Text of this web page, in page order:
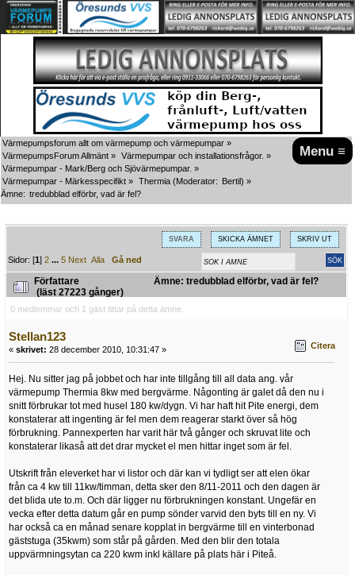
Menu ≡
Värmepumpsforum allt om värmepump och värmepumpar »
VärmepumpsForum Allmänt » Värmepumpar och installationsfrågor. »
Värmepumpar - Mark/Berg och Sjövärmepumpar. »
Värmepumpar - Märkesspecifikt » Thermia (Moderator: Bertil) »
Ämne: tredubblad elförbr, vad är fel?
SVARA SKICKA ÄMNET SKRIV UT
Sidor: [1]2 ...5 Next Alla Gå ned
Författare
Ämne: tredubblad elförbr, vad är fel?
(läst 27223 gånger)
0 medlemmar och 1 gäst tittar på detta ämne.
Stellan123
« skrivet: 28 december 2010, 10:31:47 » Citera
Hej. Nu sitter jag på jobbet och har inte tillgång till all data ang. vår
värmepump Thermia 8kw med bergvärme. Någonting är galet då den nu i
snitt förbrukar tot med husel 180 kw/dygn. Vi har haft hit Pite energi, dem
konstaterar att ingenting är fel men dem reagerar starkt över så hög
förbrukning. Pannexperten har varit här två gånger och skruvat lite och
konstaterar likaså att det drar mycket el men hittar inget som är fel.
Utskrift från eleverket har vi listor och där kan vi tydligt ser att elen ökar
från ca 4 kw till 11kw/timman, detta sker den 8/11-2011 och den dagen är
det blida ute to.m. Och där ligger nu förbrukningen konstant. Ungefär en
vecka efter detta datum går en pump sönder varvid den byts till en ny. Vi
har också ca en månad senare kopplat in bergvärme till en vinterbonad
gäststuga (35kwm) som står på gården. Med den blir den totala
uppvärmningsytan ca 220 kwm inkl källare på plats här i Piteå.